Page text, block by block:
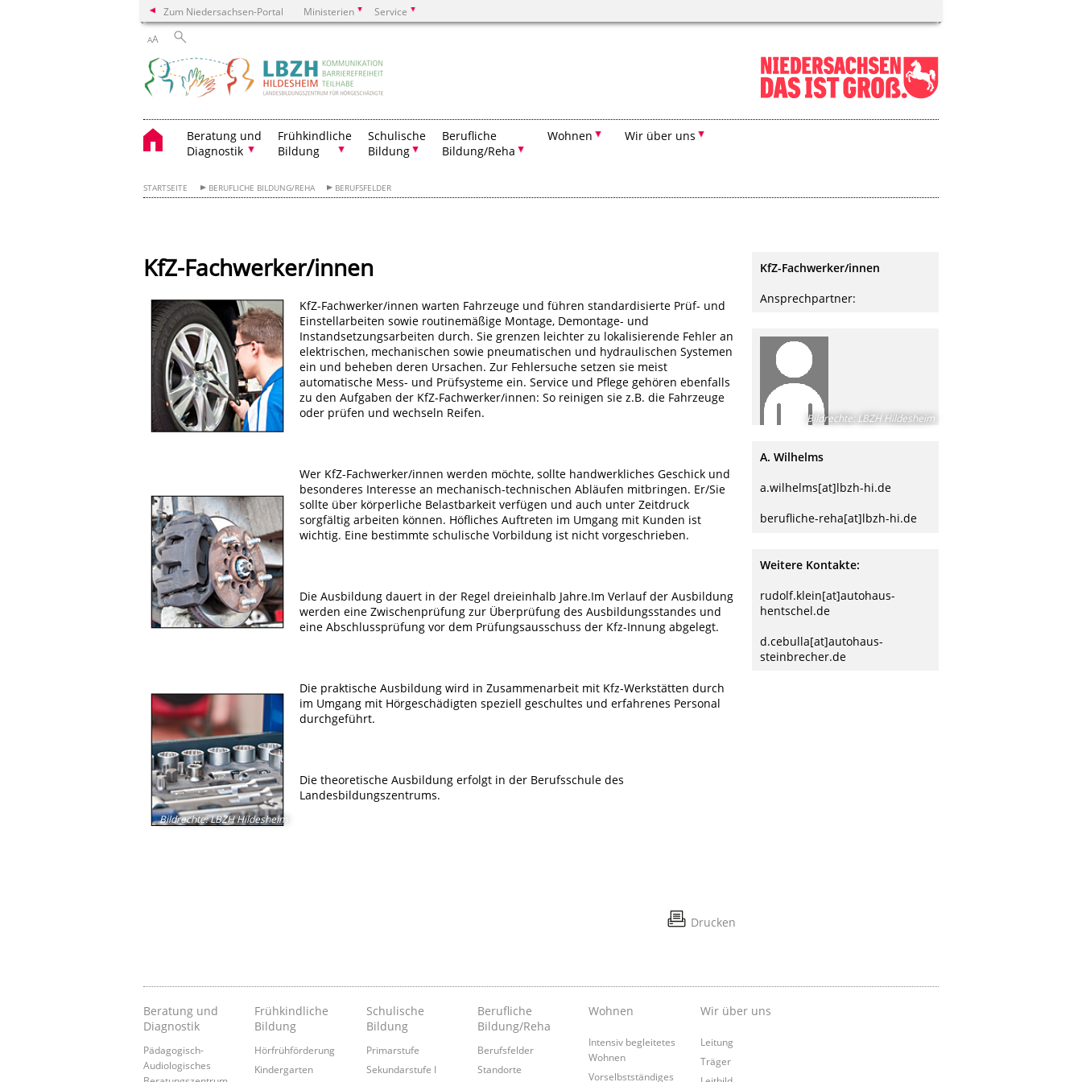
Zum Niedersachsen-Portal Ministerien Service
AA
Beratung und
Diagnostik
Frühkindliche
Bildung
Schulische
Bildung
Berufliche
Bildung/Reha
Wohnen Wir über uns
STARTSEITE BERUFLICHE BILDUNG/REHA BERUFSFELDER
KfZ-Fachwerker/innen
Bildrechte:LBZH Hildesheim
KfZ-Fachwerker/innen warten Fahrzeuge und führen standardisierte Prüf- und
Einstellarbeiten sowie routinemäßige Montage, Demontage- und
Instandsetzungsarbeiten durch. Sie grenzen leichter zu lokalisierende Fehler an
elektrischen, mechanischen sowie pneumatischen und hydraulischen Systemen
ein und beheben deren Ursachen. Zur Fehlersuche setzen sie meist
automatische Mess- und Prüfsysteme ein. Service und Pflege gehören ebenfalls
zu den Aufgaben der KfZ-Fachwerker/innen: So reinigen sie z.B. die Fahrzeuge
oder prüfen und wechseln Reifen.
Wer KfZ-Fachwerker/innen werden möchte, sollte handwerkliches Geschick und
besonderes Interesse an mechanisch-technischen Abläufen mitbringen. Er/Sie
sollte über körperliche Belastbarkeit verfügen und auch unter Zeitdruck
sorgfältig arbeiten können. Höfliches Auftreten im Umgang mit Kunden ist
wichtig. Eine bestimmte schulische Vorbildung ist nicht vorgeschrieben.
Die Ausbildung dauert in der Regel dreieinhalb Jahre.Im Verlauf der Ausbildung
werden eine Zwischenprüfung zur Überprüfung des Ausbildungsstandes und
eine Abschlussprüfung vor dem Prüfungsausschuss der Kfz-Innung abgelegt.
Die praktische Ausbildung wird in Zusammenarbeit mit Kfz-Werkstätten durch
im Umgang mit Hörgeschädigten speziell geschultes und erfahrenes Personal
durchgeführt.
Die theoretische Ausbildung erfolgt in der Berufsschule des
Landesbildungszentrums.
Drucken
KfZ-Fachwerker/innen
Ansprechpartner:
Bildrechte: LBZH Hildesheim
A. Wilhelms
a.wilhelms[at]lbzh-hi.de
berufliche-reha[at]lbzh-hi.de
Weitere Kontakte:
rudolf.klein[at]autohaus-
hentschel.de
d.cebulla[at]autohaus-
steinbrecher.de
Beratung und
Diagnostik
Pädagogisch-
Audiologisches
Frühkindliche
Bildung
Hörfrühförderung
Kindergarten
Schulische
Bildung
Primarstufe
Sekundarstufe I
Berufliche
Bildung/Reha
Berufsfelder
Standorte
Wohnen
Intensiv begleitetes
Wohnen
Vorselbstständiges
Wir über uns
Leitung
Träger